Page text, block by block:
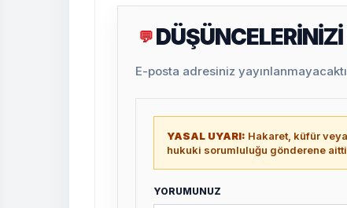
💬
E-posta adresiniz
YASAL UYARI: Hakaret, küfür
hukuki sorumluluğu gönderene
YORUMUNUZ